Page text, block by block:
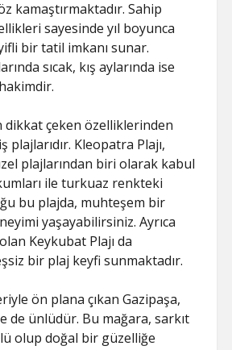
kamaştırmaktadır. Sahip
sayesinde yıl boyunca
bir tatil imkanı sunar.
sıcak, kış aylarında ise
dikkat çeken özelliklerinden
plajlarıdır. Kleopatra Plajı,
plajlarından biri olarak kabul
kumları ile turkuaz renkteki
bu plajda, muhteşem bir
yaşayabilirsiniz. Ayrıca
Keykubat Plajı da
bir plaj keyfi sunmaktadır.
ön plana çıkan Gazipaşa,
de ünlüdür. Bu mağara, sarkıt
olup doğal bir güzelliğe